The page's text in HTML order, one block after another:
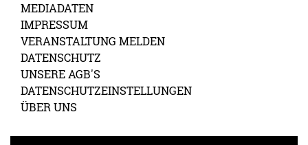
MEDIADATEN
IMPRESSUM
VERANSTALTUNG MELDEN
DATENSCHUTZ
UNSERE AGB'S
DATENSCHUTZEINSTELLUNGEN
ÜBER UNS